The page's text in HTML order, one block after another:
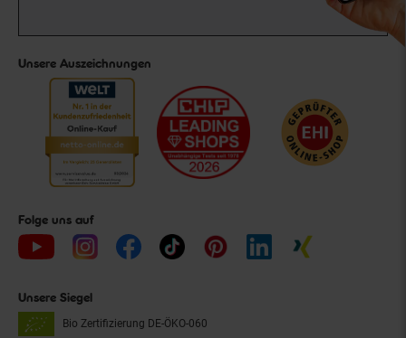
Unsere Auszeichnungen
Folge uns auf
Unsere Siegel
Bio Zertifizierung DE-ÖKO-060